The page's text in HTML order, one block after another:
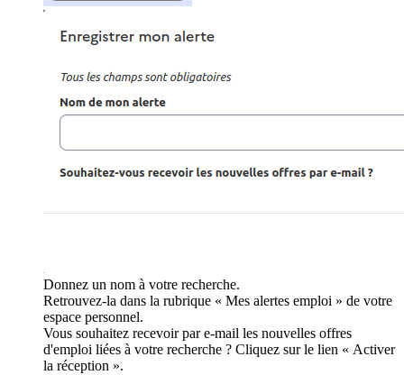
Donnez un nom à votre recherche.
Retrouvez-la dans la rubrique « Mes alertes emploi » de votre
espace personnel.
Vous souhaitez recevoir par e-mail les nouvelles offres
d'emploi liées à votre recherche ? Cliquez sur le lien « Activer
la réception ».